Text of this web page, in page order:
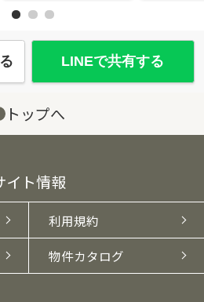
LINEで共有する
トップへ
イト情報
利用規約
物件カタログ